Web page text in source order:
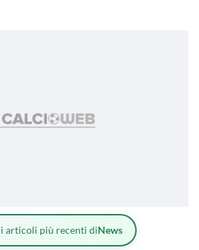
articoli più recenti diNews